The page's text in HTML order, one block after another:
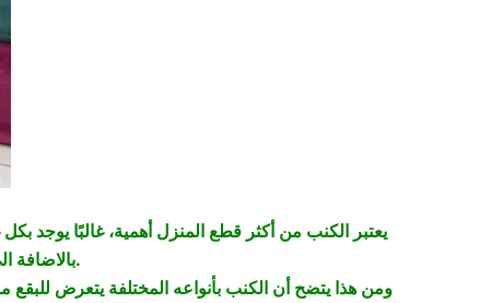
يعتبر الكنب من أكثر قطع المنزل أهمية، غالبًا يوجد
بالاضافة الى غرفة الأطفال حيث دائما ما توضع فيها كنبة صغيرة تستعمل لركن اللعب.
ومن هذا يتضح أن الكنب بأنواعه المختلفة يتعرض للبقع